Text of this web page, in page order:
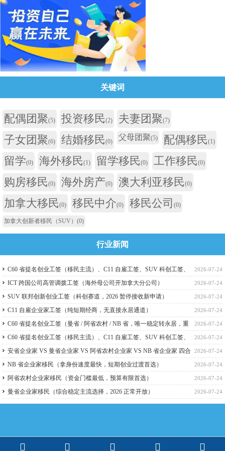
关键词
配偶团聚(5) 投资移民(2) 夫妻团聚(7)
子女团聚(6) 结婚移民(0) 父母团聚(5) 配偶移民(1)
留学(0) 海外移民(1) 留学移民(0) 工作移民(0)
购房移民(0) 海外房产(0) 澳大利亚移民(0)
加拿大移民(0) 移民中介(0) 移民公司 (0)
加拿大创新者移民（SUV） (0)
行业新闻
2026-07-24
C60 省提名创业工签（移民主流）、C11 自雇工签、SUV 科创工签、
ICT 跨国高管工签比较
2026-07-24
ICT 跨国公司高管调拨工签（海外母公司开加拿大分公司）
2026-07-24
SUV 联邦创新创业工签（科创赛道，2026 暂停接收新申请）
2026-07-24
C11 自雇企业家工签（纯短期经商，无直接永居通道）
2026-07-24
C60 省提名创业工签（曼省 / 阿省农村 / NB 省，唯一稳定转永居，重
点）
2026-07-24
C60 省提名创业工签（移民主流）、C11 自雇工签、SUV 科创工签、
ICT 跨国高管工签
2026-07-24
安省企业家 VS 曼省企业家 VS 阿省农村企业家 VS NB 省企业家 四合
一详细对比（2026 年 7 月最新官方政策）
2026-07-24
NB 省企业家移民（拿身份速度最快，短期创业过渡首选）
2026-07-24
阿省农村企业家移民（资金门槛最低，预算有限首选）
2026-07-24
曼省企业家移民（综合稳定主流选择，2026 正常开放）